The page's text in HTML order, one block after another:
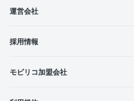
運営会社
採用情報
モビリコ加盟会社